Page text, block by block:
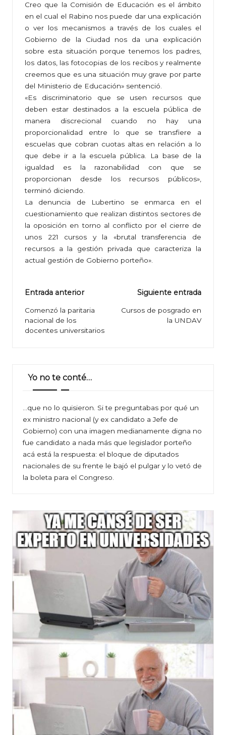
Creo que la Comisión de Educación es el ámbito
en el cual el Rabino nos puede dar una explicación
o ver los mecanismos a través de los cuales el
Gobierno de la Ciudad nos da una explicación
sobre esta situación porque tenemos los padres,
los datos, las fotocopias de los recibos y realmente
creemos que es una situación muy grave por parte
del Ministerio de Educación» sentenció.
«Es discriminatorio que se usen recursos que
deben estar destinados a la escuela pública de
manera discrecional cuando no hay una
proporcionalidad entre lo que se transfiere a
escuelas que cobran cuotas altas en relación a lo
que debe ir a la escuela pública. La base de la
igualdad es la razonabilidad con que se
proporcionan desde los recursos públicos»,
terminó diciendo.
La denuncia de Lubertino se enmarca en el
cuestionamiento que realizan distintos sectores de
la oposición en torno al conflicto por el cierre de
unos 221 cursos y la «brutal transferencia de
recursos a la gestión privada que caracteriza la
actual gestión de Gobierno porteño».
Navegación
de
entradas
Entrada anterior
Comenzó la paritaria
nacional de los
docentes universitarios
Siguiente entrada
Cursos de posgrado en
la UNDAV
Yo no te conté…
…que no lo quisieron. Si te preguntabas por qué un
ex ministro nacional (y ex candidato a Jefe de
Gobierno) con una imagen medianamente digna no
fue candidato a nada más que legislador porteño
acá está la respuesta: el bloque de diputados
nacionales de su frente le bajó el pulgar y lo vetó de
la boleta para el Congreso.